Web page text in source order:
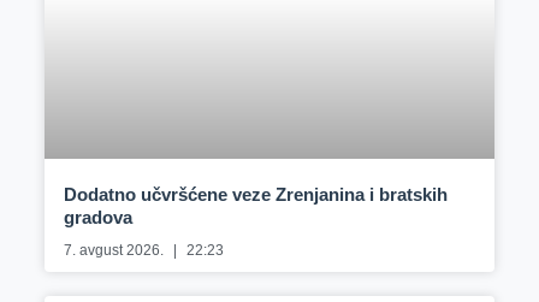
Dodatno učvršćene veze Zrenjanina i bratskih
gradova
7. avgust 2026. 22:23